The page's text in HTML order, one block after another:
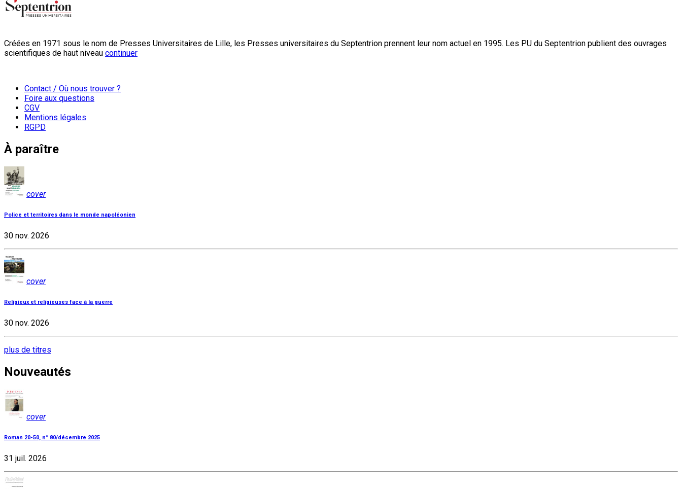
Créées en 1971 sous le nom de Presses Universitaires de Lille, les Presses universitaires du Septentrion prennent leur nom actuel en 1995. Les PU du Septentrion publient des ouvrages
scientifiques de haut niveau continuer
Contact / Où nous trouver ?
Foire aux questions
CGV
Mentions légales
RGPD
À paraître
cover
Police et territoires dans le monde napoléonien
30 nov. 2026
cover
Religieux et religieuses face à la guerre
30 nov. 2026
plus de titres
Nouveautés
cover
Roman 20-50, n° 80/décembre 2025
31 juil. 2026